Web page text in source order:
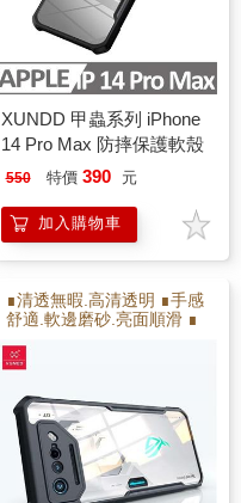
XUNDD 甲蟲系列 iPhone
14 Pro Max 防摔保護軟殼
550 特價 390 元
加入購物車
∎清透無暇.高清透明 ∎手感
舒適.軟邊磨砂.亮面順滑 ∎
M ∎防撞耐摔.增加氣囊瓦
解充擊力 ∎軟硬雙倍保護